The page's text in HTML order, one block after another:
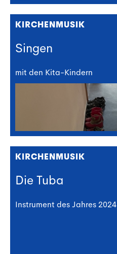
KIRCHENMUSIK
Singen
mit den Kita-Kindern
KIRCHENMUSIK
Die Tuba
Instrument des Jahres 2024